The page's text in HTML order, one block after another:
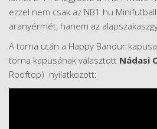
ezzel nem csak az NB1.hu
aranyérmét, hanem az
A torna után a Happy Bandur
torna kapusának választott Nádasi
Rooftop) nyilatkozott: